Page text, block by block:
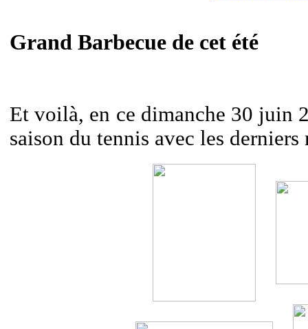
Grand Barbecue de cet été
Et voilà, en ce dimanche 30 juin
saison du tennis avec les derniers